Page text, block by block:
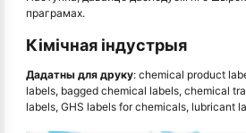
праграмах.
Кімічная індустрыя
Дадатны для друку: chemical product
labels, bagged chemical labels, chemical
labels, GHS labels for chemicals, lubricant